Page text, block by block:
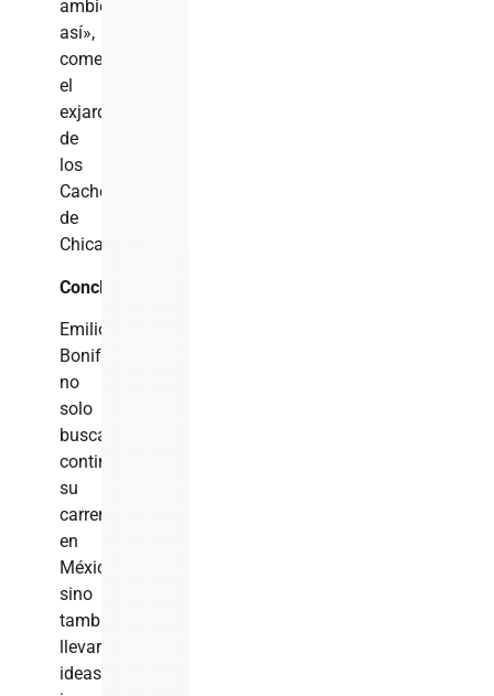
ambiente
así»,
comentó
el
exjardinero
de
los
Cachorros
de
Chicago.
Conclusión
Emilio
Bonifacio
no
solo
busca
continuar
su
carrera
en
México,
sino
también
llevar
ideas